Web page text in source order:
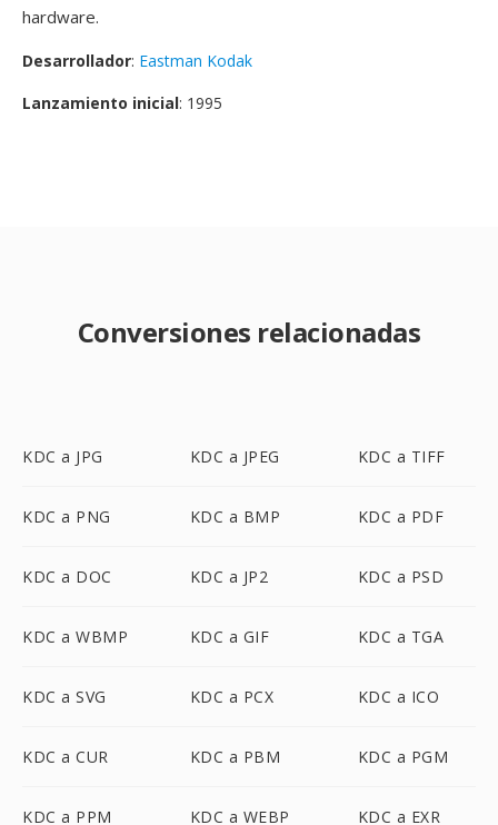
hardware.
Desarrollador: Eastman Kodak
Lanzamiento inicial: 1995
Conversiones relacionadas
KDC a JPG KDC a JPEG KDC a TIFF
KDC a PNG KDC a BMP KDC a PDF
KDC a DOC KDC a JP2 KDC a PSD
KDC a WBMP KDC a GIF KDC a TGA
KDC a SVG KDC a PCX KDC a ICO
KDC a CUR KDC a PBM KDC a PGM
KDC a PPM KDC a WEBP KDC a EXR